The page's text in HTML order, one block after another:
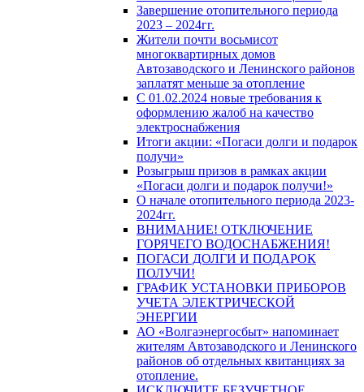
Завершение отопительного периода
2023 – 2024гг.
Жители почти восьмисот
многоквартирных домов
Автозаводского и Ленинского районов
заплатят меньше за отопление
С 01.02.2024 новые требования к
оформлению жалоб на качество
электроснабжения
Итоги акции: «Погаси долги и подарок
получи»
Розыгрыш призов в рамках акции
«Погаси долги и подарок получи!»
О начале отопительного периода 2023-
2024гг.
ВНИМАНИЕ! ОТКЛЮЧЕНИЕ
ГОРЯЧЕГО ВОДОСНАБЖЕНИЯ!
ПОГАСИ ДОЛГИ И ПОДАРОК
ПОЛУЧИ!
ГРАФИК УСТАНОВКИ ПРИБОРОВ
УЧЕТА ЭЛЕКТРИЧЕСКОЙ
ЭНЕРГИИ
АО «Волгаэнергосбыт» напоминает
жителям Автозаводского и Ленинского
районов об отдельных квитанциях за
отопление.